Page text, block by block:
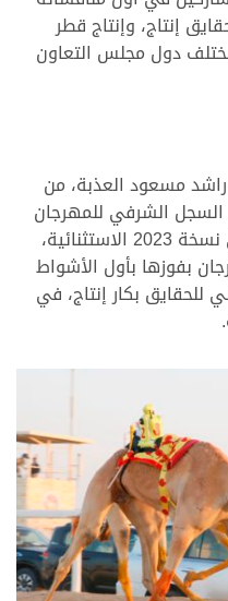
إنتاج، وإنتاج قطر
دول مجلس التعاون
مسعود العذبة، من
الشرفي للمهرجان
السنوي الكبير، كأول الفائزين في نسخة 2023 الاستثنائية،
بفوزها بأول الأشواط
للحقايق بكار إنتاج، في